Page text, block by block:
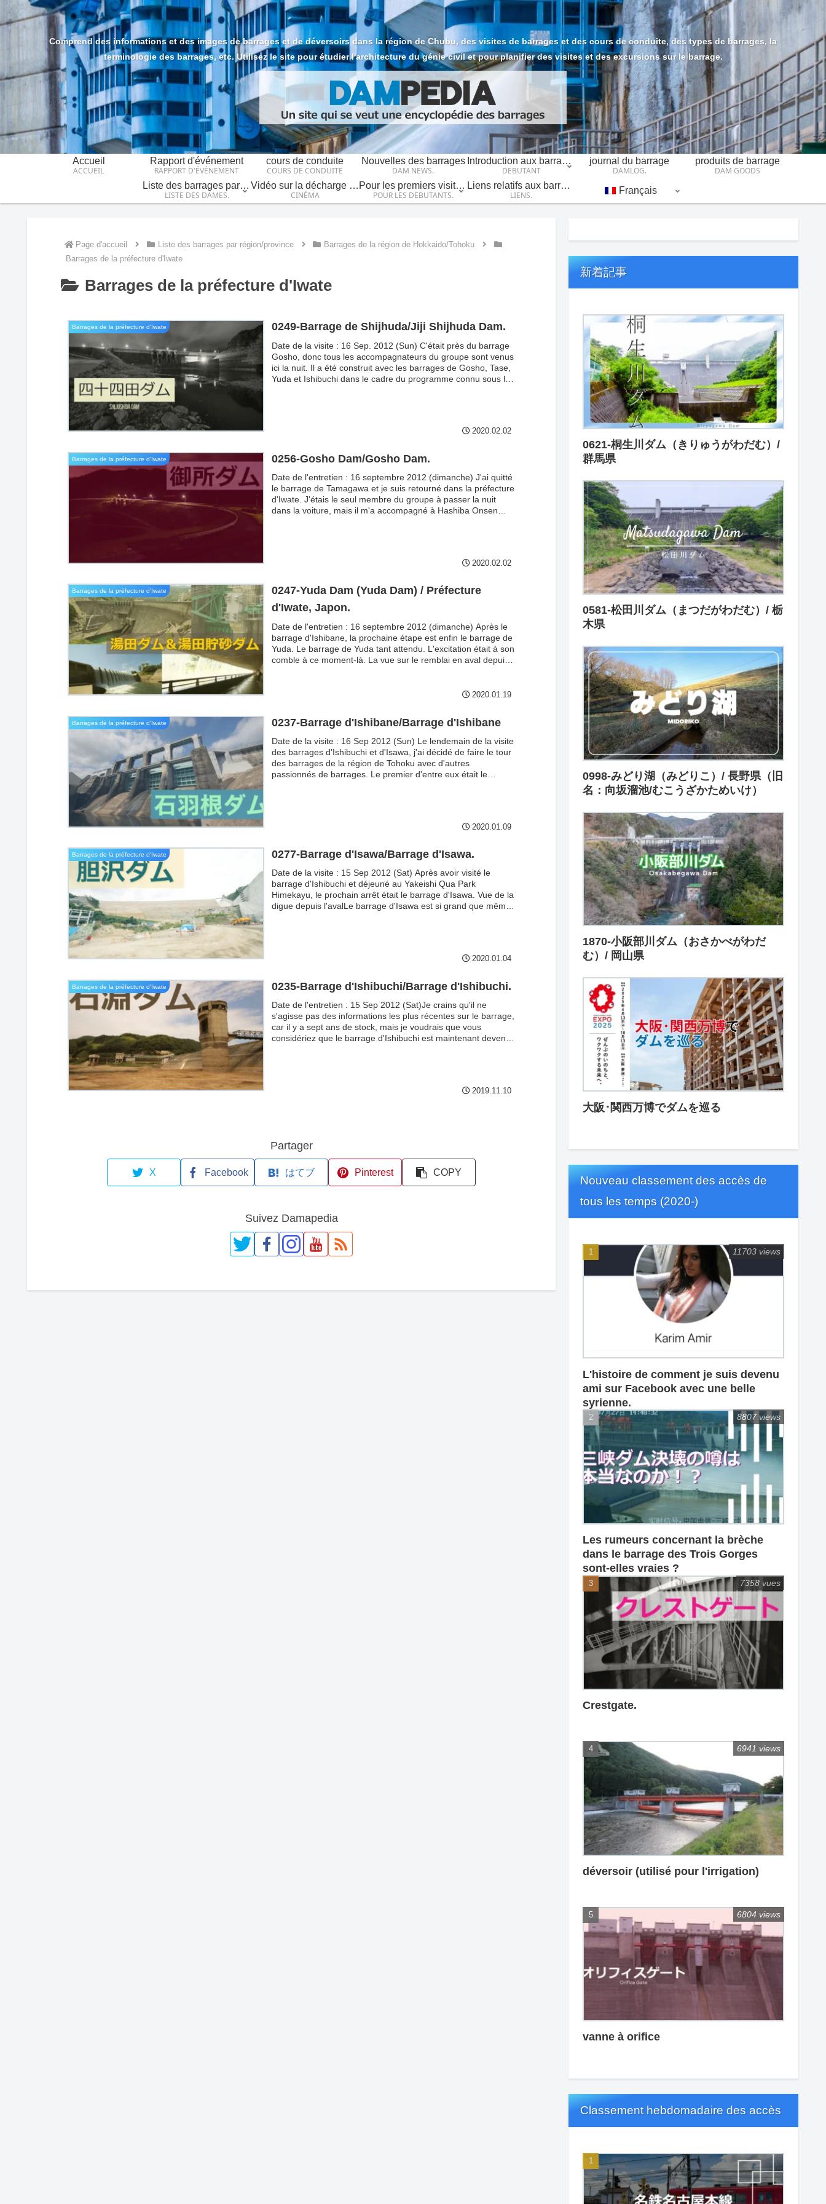
Comprend des informations et des images de barrages et de déversoirs dans la région de Chubu, des visites de barrages et des cours de conduite, des types de barrages, la
terminologie des barrages, etc. Utilisez le site pour étudier l'architecture du génie civil et pour planifier des visites et des excursions sur le barrage.
Accueil
ACCUEIL
Rapport d'événement
RAPPORT D'ÉVÉNEMENT
cours de conduite
COURS DE CONDUITE
Nouvelles des barrages
DAM NEWS.
Introduction aux barrages
DEBUTANT
journal du barrage
DAMLOG.
produits de barrage
DAM GOODS
Liste des barrages par région/province
LISTE DES DAMES.
Vidéo sur la décharge du barrage
CINÉMA
Pour les premiers visiteurs.
POUR LES DEBUTANTS.
Liens relatifs aux barrages
LIENS.
Français
Page d'accueil Liste des barrages par région/province
Barrages de la région de Hokkaido/Tohoku
Barrages de la préfecture d'Iwate
Barrages de la préfecture d'Iwate
Barrages de la préfecture d'Iwate 0249-Barrage de Shijhuda/Jiji Shijhuda Dam.
Date de la visite : 16 Sep. 2012 (Sun) C'était près du barrage
Gosho, donc tous les accompagnateurs du groupe sont venus
ici la nuit. Il a été construit avec les barrages de Gosho, Tase,
Yuda et Ishibuchi dans le cadre du programme connu sous le
2020.02.02
Barrages de la préfecture d'Iwate 0256-Gosho Dam/Gosho Dam.
Date de l'entretien : 16 septembre 2012 (dimanche) J'ai quitté
le barrage de Tamagawa et je suis retourné dans la préfecture
d'Iwate. J'étais le seul membre du groupe à passer la nuit
dans la voiture, mais il m'a accompagné à Hashiba Onsen
2020.02.02
Barrages de la préfecture d'Iwate
0247-Yuda Dam (Yuda Dam) / Préfecture
d'Iwate, Japon.
Date de l'entretien : 16 septembre 2012 (dimanche) Après le
barrage d'Ishibane, la prochaine étape est enfin le barrage de
Yuda. Le barrage de Yuda tant attendu. L'excitation était à son
comble à ce moment-là. La vue sur le remblai en aval depuis
2020.01.19
Barrages de la préfecture d'Iwate 0237-Barrage d'Ishibane/Barrage d'Ishibane
Date de la visite : 16 Sep 2012 (Sun) Le lendemain de la visite
des barrages d'Ishibuchi et d'Isawa, j'ai décidé de faire le tour
des barrages de la région de Tohoku avec d'autres
passionnés de barrages. Le premier d'entre eux était le
2020.01.09
Barrages de la préfecture d'Iwate 0277-Barrage d'Isawa/Barrage d'Isawa.
Date de la visite : 15 Sep 2012 (Sat) Après avoir visité le
barrage d'Ishibuchi et déjeuné au Yakeishi Qua Park
Himekayu, le prochain arrêt était le barrage d'Isawa. Vue de la
digue depuis l'avalLe barrage d'Isawa est si grand que même
2020.01.04
Barrages de la préfecture d'Iwate 0235-Barrage d'Ishibuchi/Barrage d'Ishibuchi.
Date de l'entretien : 15 Sep 2012 (Sat)Je crains qu'il ne
s'agisse pas des informations les plus récentes sur le barrage,
car il y a sept ans de stock, mais je voudrais que vous
considériez que le barrage d'Ishibuchi est maintenant devenu
2019.11.10
Partager
X Facebook はてブ Pinterest COPY
Suivez Damapedia
新着記事
0621-桐生川ダム（きりゅうがわだむ）/
群馬県
0581-松田川ダム（まつだがわだむ）/ 栃
木県
0998-みどり湖（みどりこ）/ 長野県（旧
名：向坂溜池/むこうざかためいけ）
1870-小阪部川ダム（おさかべがわだ
む）/ 岡山県
大阪･関西万博でダムを巡る
Nouveau classement des accès de
tous les temps (2020-)
L'histoire de comment je suis devenu
ami sur Facebook avec une belle
syrienne.
11703 views
Les rumeurs concernant la brèche
dans le barrage des Trois Gorges
sont-elles vraies ?
8807 views
Crestgate.
7358 vues
déversoir (utilisé pour l'irrigation)
6941 views
vanne à orifice
6804 views
Classement hebdomadaire des accès